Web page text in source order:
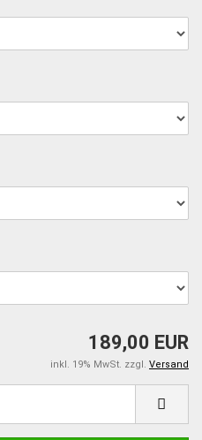
189,00 EUR
inkl. 19% MwSt. zzgl. Versand